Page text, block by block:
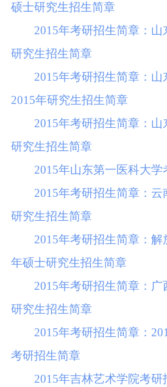
硕士研究生招生简章
2015年考研招生简章：山
研究生招生简章
2015年考研招生简章：
2015年研究生招生简章
2015年考研招生简章：山
研究生招生简章
2015年山东第一医科大学
2015年考研招生简章：云
研究生招生简章
2015年考研招生简章：解
年硕士研究生招生简章
2015年考研招生简章：广
研究生招生简章
2015年考研招生简章：
考研招生简章
2015年吉林艺术学院考研